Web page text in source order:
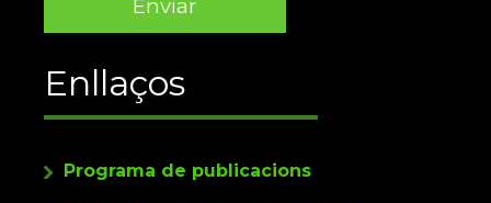
Enllaços
Programa de publicacions